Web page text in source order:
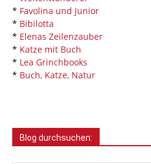
* Favolina und Junior
* Bibilotta
* Elenas Zeilenzauber
* Katze mit Buch
* Lea Grinchbooks
* Buch, Katze, Natur
Blog durchsuchen: